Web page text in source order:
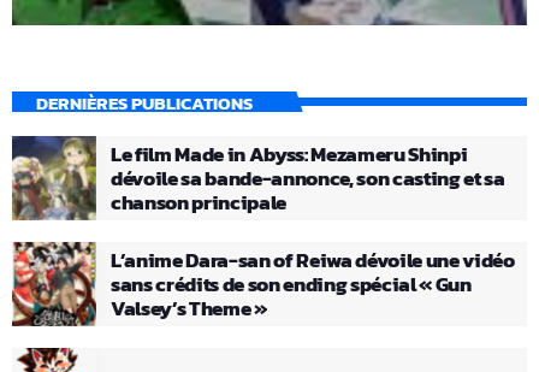
DERNIÈRES PUBLICATIONS
Le film Made in Abyss: Mezameru Shinpi
dévoile sa bande-annonce, son casting et sa
chanson principale
L’anime Dara-san of Reiwa dévoile une vidéo
sans crédits de son ending spécial « Gun
Valsey’s Theme »